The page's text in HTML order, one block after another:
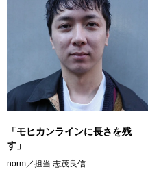
「モヒカンラインに長さを残
す」
norm／担当 志茂良信